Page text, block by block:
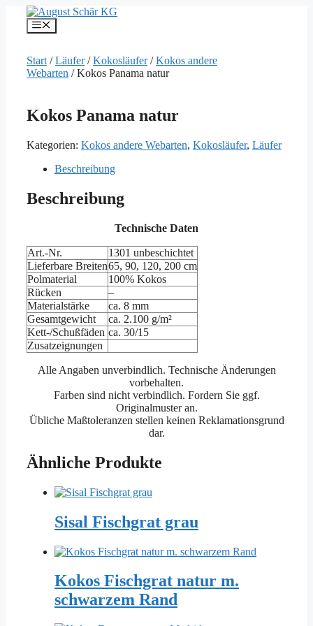
Inhalt
springen
Menü
Start /Läufer/Kokosläufer/Kokos andere
Webarten / Kokos Panama natur
Kokos Panama natur
Kategorien: Kokos andere Webarten, Kokosläufer, Läufer
Beschreibung
Beschreibung
Technische Daten
Art.-Nr.
1301 unbeschichtet
Lieferbare Breiten65, 90, 120, 200 cm
Polmaterial
100% Kokos
Rücken
–
Materialstärke
ca. 8 mm
Gesamtgewicht
ca. 2.100 g/m²
Kett-/Schußfäden ca. 30/15
Zusatzeignungen
Alle Angaben unverbindlich. Technische Änderungen
vorbehalten.
Farben sind nicht verbindlich. Fordern Sie ggf.
Originalmuster an.
Übliche Maßtoleranzen stellen keinen Reklamationsgrund
dar.
Ähnliche Produkte
Sisal Fischgrat grau
Kokos Fischgrat natur m.
schwarzem Rand